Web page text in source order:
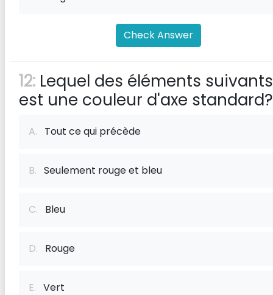
Check Answer
12: Lequel des éléments suivants
est une couleur d'axe standard?
A. Tout ce qui précède
B. Seulement rouge et bleu
C. Bleu
D. Rouge
E. Vert